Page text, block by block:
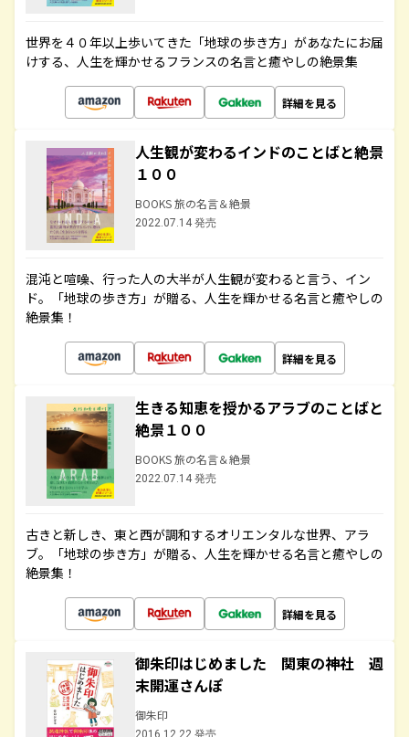
世界を４０年以上歩いてきた「地球の歩き方」があなたにお届
けする、人生を輝かせるフランスの名言と癒やしの絶景集
詳細を見る
人生観が変わるインドのことばと絶景
１００
BOOKS 旅の名言＆絶景
2022.07.14 発売
混沌と喧噪、行った人の大半が人生観が変わると言う、イン
ド。「地球の歩き方」が贈る、人生を輝かせる名言と癒やしの
絶景集！
詳細を見る
生きる知恵を授かるアラブのことばと
絶景１００
BOOKS 旅の名言＆絶景
2022.07.14 発売
古きと新しき、東と西が調和するオリエンタルな世界、アラ
ブ。「地球の歩き方」が贈る、人生を輝かせる名言と癒やしの
絶景集！
詳細を見る
御朱印はじめました 関東の神社 週
末開運さんぽ
御朱印
2016.12.22 発売